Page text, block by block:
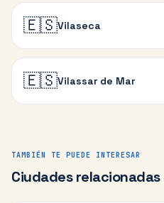
🇪🇸Vilaseca
🇪🇸Vilassar de Mar
TAMBIÉN TE PUEDE INTERESAR
Ciudades relacionadas